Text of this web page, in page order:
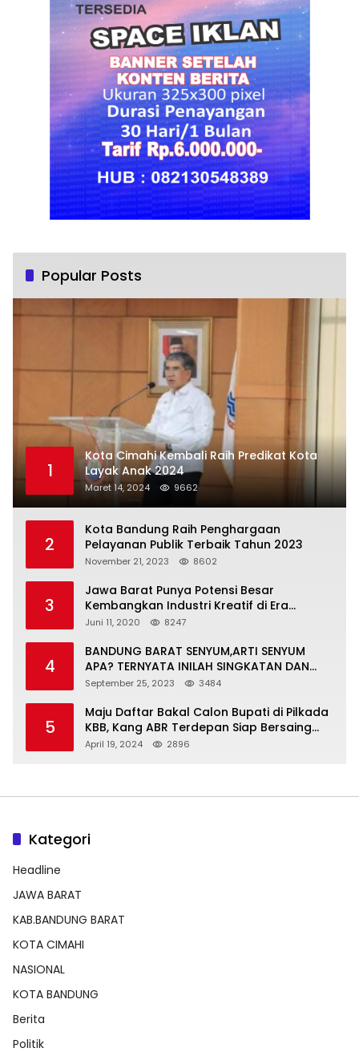
Popular Posts
1
Kota Cimahi Kembali Raih Predikat Kota
Layak Anak 2024
Maret 14, 2024 9662
2
Kota Bandung Raih Penghargaan
Pelayanan Publik Terbaik Tahun 2023
November 21, 2023 8602
3
Jawa Barat Punya Potensi Besar
Kembangkan Industri Kreatif di Era
Normal Baru
Juni 11, 2020 8247
4
BANDUNG BARAT SENYUM,ARTI SENYUM
APA? TERNYATA INILAH SINGKATAN DAN
MAKNANYA
September 25, 2023 3484
5
Maju Daftar Bakal Calon Bupati di Pilkada
KBB, Kang ABR Terdepan Siap Bersaing
Dengan Balon Lainnya
April 19, 2024 2896
Kategori
Headline
JAWA BARAT
KAB.BANDUNG BARAT
KOTA CIMAHI
NASIONAL
KOTA BANDUNG
Berita
Politik